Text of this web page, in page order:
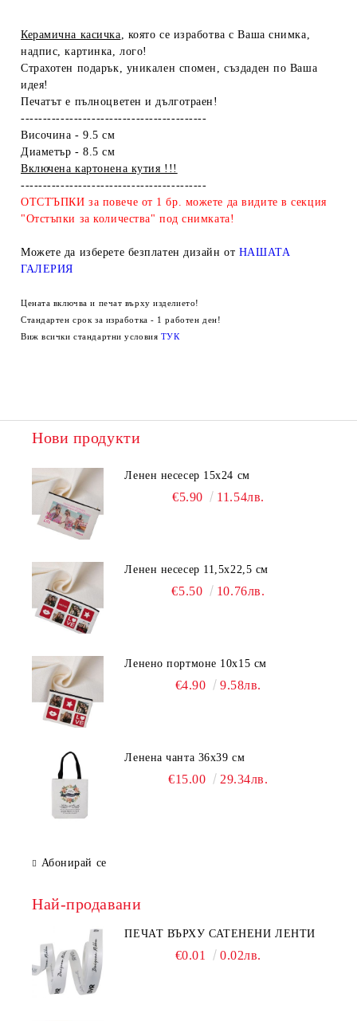
Керамична касичка, която се изработва с Ваша снимка,
надпис, картинка, лого!
Страхотен подарък, уникален спомен, създаден по Ваша
идея!
Печатът е пълноцветен и дълготраен!
------------------------------------------
Височина - 9.5 см
Диаметър - 8.5 см
Включена картонена кутия !!!
------------------------------------------
ОТСТЪПКИ за повече от 1 бр. можете да видите в секция
"Отстъпки за количества" под снимката!
Можете да изберете безплатен дизайн от НАШАТА
ГАЛЕРИЯ
Цената включва и печат върху изделието!
Стандартен срок за изработка - 1 работен ден!
Виж всички стандартни условия ТУК
Нови продукти
Ленен несесер 15х24 см
€5.90 11.54лв.
Ленен несесер 11,5х22,5 см
€5.50 10.76лв.
Ленено портмоне 10х15 см
€4.90 9.58лв.
Ленена чанта 36х39 см
€15.00 29.34лв.
Абонирай се
Най-продавани
ПЕЧАТ ВЪРХУ САТЕНЕНИ ЛЕНТИ
€0.01 0.02лв.